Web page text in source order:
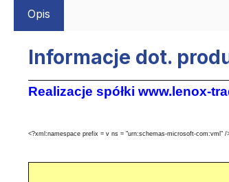
Opis
Informacje dot.
Realizacje spółki www.lenox-
<?xml:namespace prefix = v ns = "urn:schemas-microsoft-com:vml" /